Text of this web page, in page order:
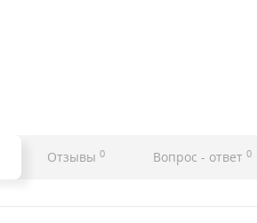
Отзывы 0 Вопрос - ответ 0